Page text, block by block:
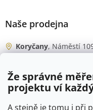
Že správné
projektu ví
A stejně je tomu i při
Naše prodejna
Koryčany, Náměstí
Po - Čt
06:00 - 07:00
07:30 - 15:30
Pá
06:00 - 07:00